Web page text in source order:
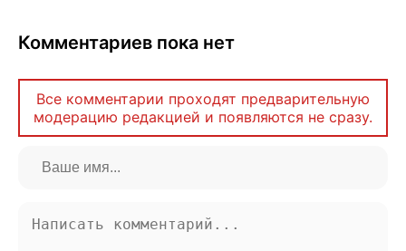
Комментариев пока нет
Все комментарии проходят предварительную
модерацию редакцией и появляются не сразу.